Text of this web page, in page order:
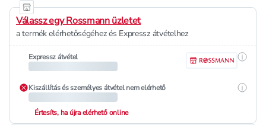
Válassz egy Rossmann üzletet
a termék elérhetőségéhez és Expressz átvételhez
Expressz átvétel
Kiszállítás és személyes átvétel nem elérhető
Értesíts, ha újra elérhető online